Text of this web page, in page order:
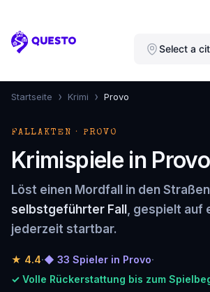
Questo Select a
Startseite › Krimi › Provo
FALLAKTEN · PROVO
Krimispiele in Provo
Löst einen Mordfall in den
selbstgeführter Fall , gespielt auf
jederzeit startbar.
★ 4.4·◆ 33 Spieler in Provo·
✓ Volle Rückerstattung bis zum